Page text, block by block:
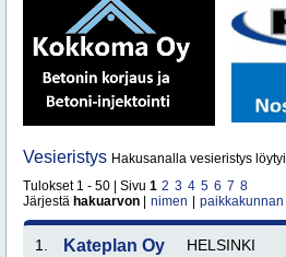
Vesieristys Hakusanalla vesieristys löytyi
Tulokset 1 - 50 | Sivu 1 2 3 4 5 6 7 8
Järjestä hakuarvon nimen paikkakunnan
1. Kateplan Oy HELSINKI